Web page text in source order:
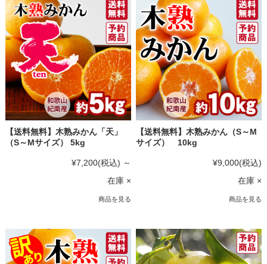
【送料無料】木熟みかん「天」
（S～Mサイズ） 5kg
¥7,200(税込) ～
在庫 ×
商品を見る
【送料無料】木熟みかん（S～M
サイズ） 10kg
¥9,000(税込)
在庫 ×
商品を見る